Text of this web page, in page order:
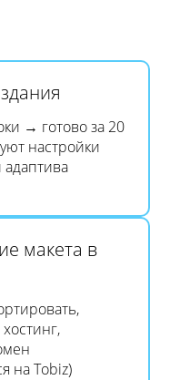
→ готово за 20
настройки
адаптива
макета в
на Tobiz)